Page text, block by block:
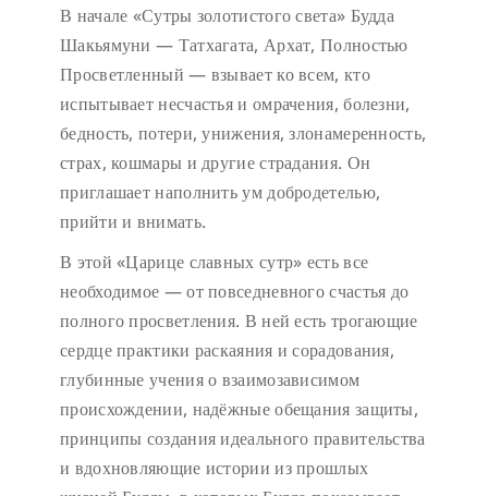
В начале «Сутры золотистого света» Будда
Шакьямуни — Татхагата, Архат, Полностью
Просветленный — взывает ко всем, кто
испытывает несчастья и омрачения, болезни,
бедность, потери, унижения, злонамеренность,
страх, кошмары и другие страдания. Он
приглашает наполнить ум добродетелью,
прийти и внимать.
В этой «Царице славных сутр» есть все
необходимое — от повседневного счастья до
полного просветления. В ней есть трогающие
сердце практики раскаяния и сорадования,
глубинные учения о взаимозависимом
происхождении, надёжные обещания защиты,
принципы создания идеального правительства
и вдохновляющие истории из прошлых